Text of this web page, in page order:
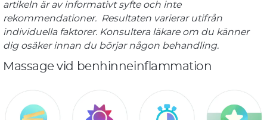
artikeln är av informativt syfte och inte
rekommendationer. Resultaten varierar utifrån
individuella faktorer. Konsultera läkare om du känner
dig osäker innan du börjar någon behandling.
Massage vid benhinneinflammation